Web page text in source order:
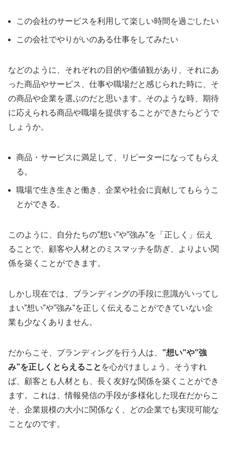
この会社のサービスを利用して楽しい時間を過ごしたい
この会社でやりがいのある仕事をしてみたい
などのように、それぞれの目的や価値観があり、それにあ
った商品やサービス、仕事や職場だと感じられた時に、そ
の商品や企業を選ぶのだと思います。そのような時、期待
に応えられる商品や職場を提供することができたらどうで
しょうか。
商品・サービスに満足して、リピーターになってもらえ
る。
職場で生き生きと働き、企業や社会に貢献してもらうこ
とができる。
このように、自分たちの”想い”や”強み”を「正しく」伝え
ることで、顧客や人材とのミスマッチを防ぎ、よりよい関
係を築くことができます。
しかし現在では、ブランディングの手段に意識がいってし
まい”想い”や”強み”を正しく伝えることができていない企
業も少なくありません。
だからこそ、ブランディングを行う人は、 ”想い”や”強
み”を正しくとらえること を心がけましょう。そうすれ
ば、顧客とも人材とも、長く友好な関係を築くことができ
ます。これは、情報発信の手段が多様化した現在だからこ
そ、企業規模の大小に関係なく、どの企業でも実現可能な
ことなのです。